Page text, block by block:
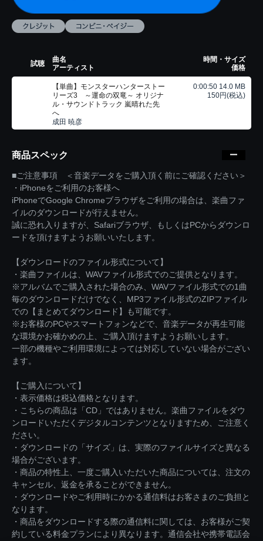
試聴
曲名
アーティスト
時間・サイズ
価格
【単曲】モンスターハンターストー
リーズ3 ～運命の双竜～ オリジナ
ル・サウンドトラック 嵐晴れた先
へ
成田 暁彦
0:00:50 14.0 MB
150円(税込)
商品スペック
■ご注意事項 ＜音楽データをご購入頂く前にご確認ください＞
・iPhoneをご利用のお客様へ
iPhoneでGoogle Chromeブラウザをご利用の場合は、楽曲ファ
イルのダウンロードが行えません。
誠に恐れ入りますが、Safariブラウザ、もしくはPCからダウンロ
ードを頂けますようお願いいたします。
【ダウンロードのファイル形式について】
・楽曲ファイルは、WAVファイル形式でのご提供となります。
※アルバムでご購入された場合のみ、WAVファイル形式での1曲
毎のダウンロードだけでなく、MP3ファイル形式のZIPファイル
での【まとめてダウンロード】も可能です。
※お客様のPCやスマートフォンなどで、音楽データが再生可能
な環境かお確かめの上、ご購入頂けますようお願いします。
一部の機種やご利用環境によっては対応していない場合がござい
ます。
【ご購入について】
・表示価格は税込価格となります。
・こちらの商品は「CD」ではありません。楽曲ファイルをダウ
ンロードいただくデジタルコンテンツとなりますため、ご注意く
ださい。
・ダウンロードの「サイズ」は、実際のファイルサイズと異なる
場合がございます。
・商品の特性上、一度ご購入いただいた商品については、注文の
キャンセル、返金を承ることができません。
・ダウンロードやご利用時にかかる通信料はお客さまのご負担と
なります。
・商品をダウンロードする際の通信料に関しては、お客様がご契
約している料金プランにより異なります。通信会社や携帯電話会